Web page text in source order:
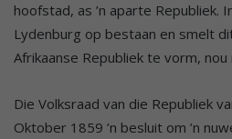
hoofstad, as ’n aparte Republiek.
Lydenburg op bestaan en smelt
Afrikaanse Republiek te vorm,
Die Volksraad van die Republiek
Oktober 1859 ’n besluit om ’n